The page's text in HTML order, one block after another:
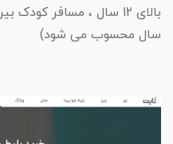
سال محسوب می شود)
گیلان گردی
تور یزدگردی
تور کیش از رشت
اقساطی
تور چین اقساطی
تور ویتنام اقساطی
ویزای پاکستان
ویزا مالزی